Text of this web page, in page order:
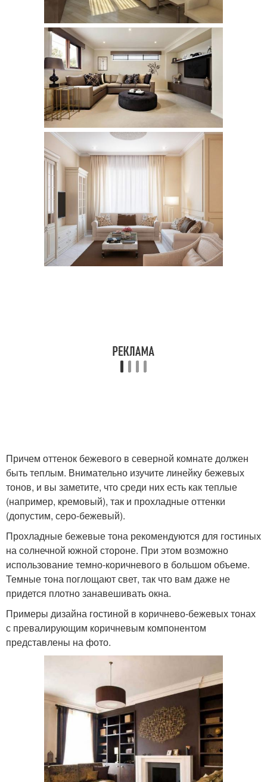
Причем оттенок бежевого в северной комнате должен
быть теплым. Внимательно изучите линейку бежевых
тонов, и вы заметите, что среди них есть как теплые
(например, кремовый), так и прохладные оттенки
(допустим, серо-бежевый).
Прохладные бежевые тона рекомендуются для гостиных
на солнечной южной стороне. При этом возможно
использование темно-коричневого в большом объеме.
Темные тона поглощают свет, так что вам даже не
придется плотно занавешивать окна.
Примеры дизайна гостиной в коричнево-бежевых тонах
с превалирующим коричневым компонентом
представлены на фото.